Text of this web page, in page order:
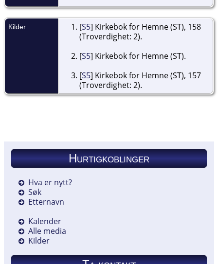
Kilder [S5] Kirkebok for Hemne (ST), 158
(Troverdighet: 2).
[S5] Kirkebok for Hemne (ST).
[S5] Kirkebok for Hemne (ST), 157
(Troverdighet: 2).
Hurtigkoblinger
Hva er nytt?
Søk
Etternavn
Kalender
Alle media
Kilder